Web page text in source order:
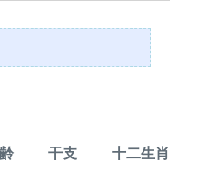
干支 十二生肖